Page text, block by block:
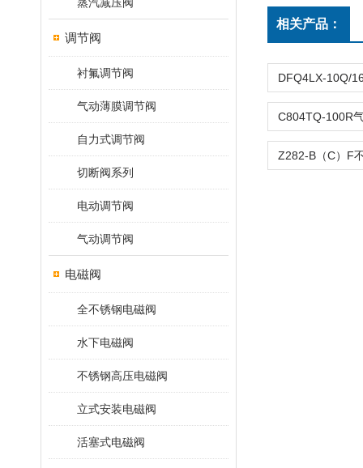
调节阀
衬氟调节阀
气动薄膜调节阀
自力式调节阀
切断阀系列
电动调节阀
气动调节阀
电磁阀
全不锈钢电磁阀
水下电磁阀
不锈钢高压电磁阀
立式安装电磁阀
活塞式电磁阀
相关产品：